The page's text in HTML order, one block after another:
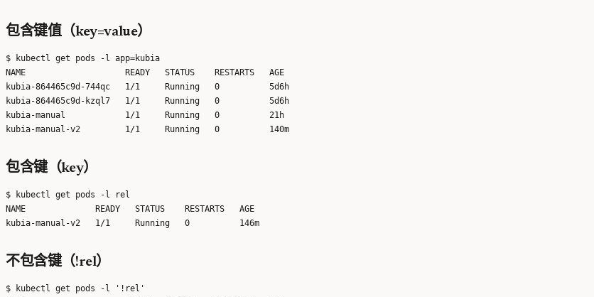
包含键值（key=value）
$ kubectl get pods -l app=kubia
NAME                    READY   STATUS    RESTARTS   AGE
kubia-864465c9d-744qc   1/1     Running   0          5d6h
kubia-864465c9d-kzql7   1/1     Running   0          5d6h
kubia-manual            1/1     Running   0          21h
包含键（key）
$ kubectl get pods -l rel
NAME              READY   STATUS    RESTARTS   AGE
不包含键（!rel）
$ kubectl get pods -l '!rel'